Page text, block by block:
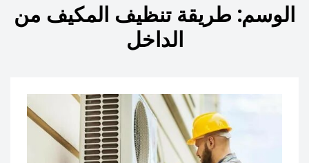
الوسم: طريقة تنظيف المكيف من
الداخل